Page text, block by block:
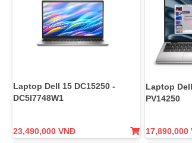
Laptop Dell 15 DC15250 -
DC5I7748W1
23,490,000 VNĐ
Laptop
PV14250
17,890,000